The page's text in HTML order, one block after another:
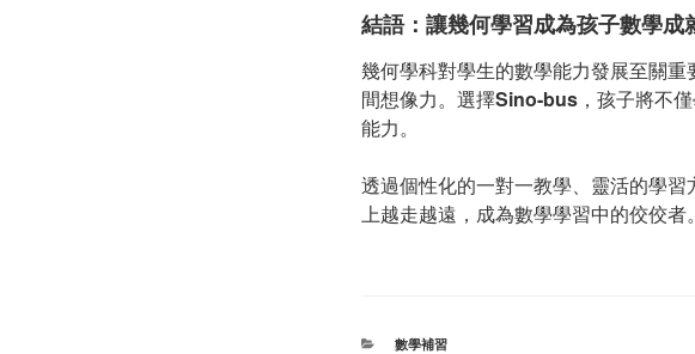
結語：讓幾何學習成為孩子數學成
幾何學科對學生的數學能力發展至關
間想像力。選擇Sino-bus ，孩子將不
能力。
透過個性化的一對一教學、靈活的學習
上越走越遠，成為數學學習中的佼佼者。
分
數學補習